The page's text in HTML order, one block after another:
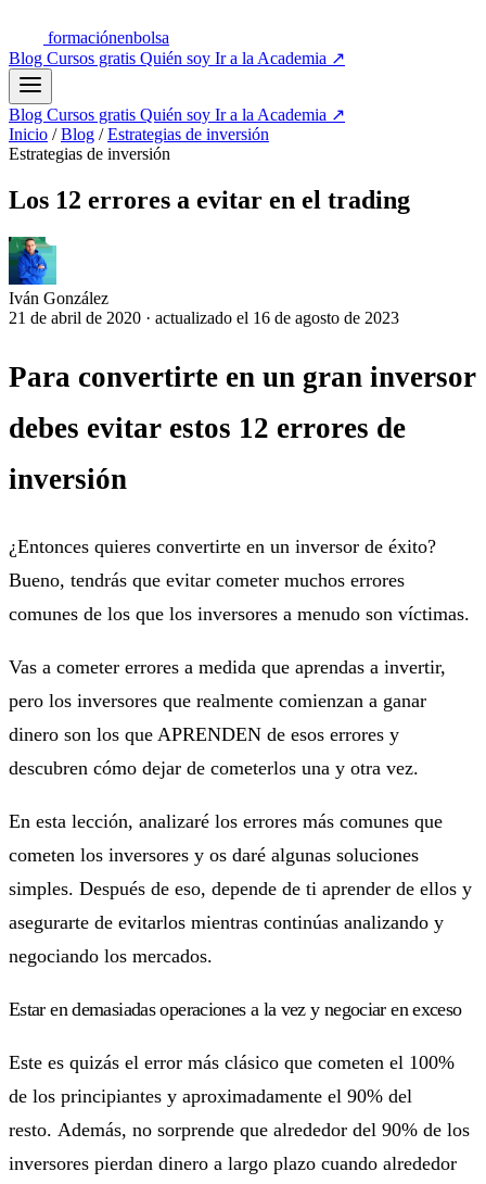
formaciónenbolsa
Blog Cursos gratis Quién soy Ir a la Academia ↗
Blog Cursos gratis Quién soy Ir a la Academia ↗
Inicio / Blog / Estrategias de inversión
Estrategias de inversión
Los 12 errores a evitar en el trading
Iván González
21 de abril de 2020 · actualizado el 16 de agosto de 2023
Para convertirte en un gran inversor
debes evitar estos 12 errores de
inversión
¿Entonces quieres convertirte en un inversor de éxito?
Bueno, tendrás que evitar cometer muchos errores
comunes de los que los inversores a menudo son víctimas.
Vas a cometer errores a medida que aprendas a invertir,
pero los inversores que realmente comienzan a ganar
dinero son los que APRENDEN de esos errores y
descubren cómo dejar de cometerlos una y otra vez.
En esta lección, analizaré los errores más comunes que
cometen los inversores y os daré algunas soluciones
simples. Después de eso, depende de ti aprender de ellos y
asegurarte de evitarlos mientras continúas analizando y
negociando los mercados.
Estar en demasiadas operaciones a la vez y negociar en exceso
Este es quizás el error más clásico que cometen el 100%
de los principiantes y aproximadamente el 90% del
resto. Además, no sorprende que alrededor del 90% de los
inversores pierdan dinero a largo plazo cuando alrededor